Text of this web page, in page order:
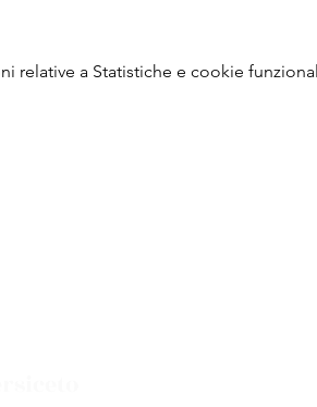
relative a Statistiche e cookie